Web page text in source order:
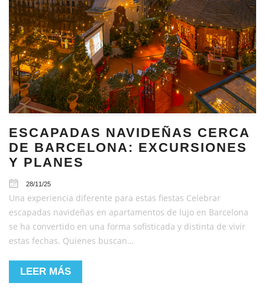
ESCAPADAS NAVIDEÑAS CERCA
DE BARCELONA: EXCURSIONES
Y PLANES
28/11/25
Una experiencia diferente para estas fiestas Celebrar
escapadas navideñas en apartamentos de lujo en Barcelona
se ha convertido en una forma sofisticada y distinta de vivir
estas fechas. Quienes buscan…
LEER MÁS